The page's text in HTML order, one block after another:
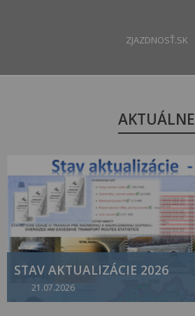
ZJAZDNOSŤ.SK
AKTUÁLNE
STAV AKTUALIZÁCIE 2026
21.07.2026